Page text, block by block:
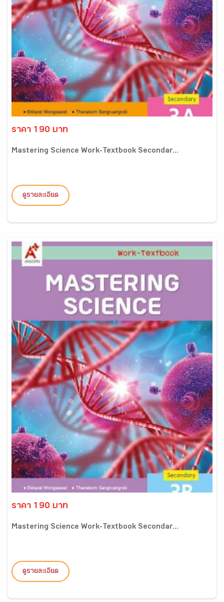
ราคา 190 บาท
Mastering Science Work-Textbook Secondar...
ดูรายละเอียด
ราคา 190 บาท
Mastering Science Work-Textbook Secondar...
ดูรายละเอียด